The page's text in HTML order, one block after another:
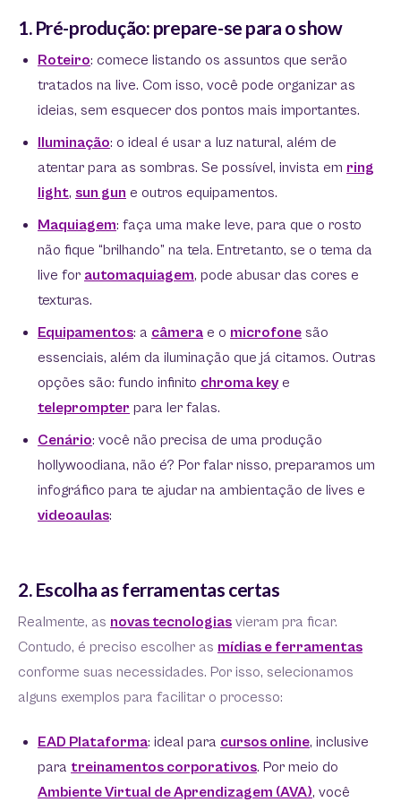
1. Pré-produção: prepare-se para o show
Roteiro: comece listando os assuntos que serão
tratados na live. Com isso, você pode organizar as
ideias, sem esquecer dos pontos mais importantes.
Iluminação: o ideal é usar a luz natural, além de
atentar para as sombras. Se possível, invista em ring
light, sun gun e outros equipamentos.
Maquiagem: faça uma make leve, para que o rosto
não fique “brilhando” na tela. Entretanto, se o tema da
live for automaquiagem, pode abusar das cores e
texturas.
Equipamentos: a câmera e o microfone são
essenciais, além da iluminação que já citamos. Outras
opções são: fundo infinito chroma keye
teleprompter para ler falas.
Cenário: você não precisa de uma produção
hollywoodiana, não é? Por falar nisso, preparamos um
infográfico para te ajudar na ambientação de lives e
videoaulas:
2. Escolha as ferramentas certas
Realmente, as novas tecnologias vieram pra ficar.
Contudo, é preciso escolher as mídias e ferramentas
conforme suas necessidades. Por isso, selecionamos
alguns exemplos para facilitar o processo:
EAD Plataforma: ideal para cursos online, inclusive
para treinamentos corporativos. Por meio do
Ambiente Virtual de Aprendizagem (AVA), você